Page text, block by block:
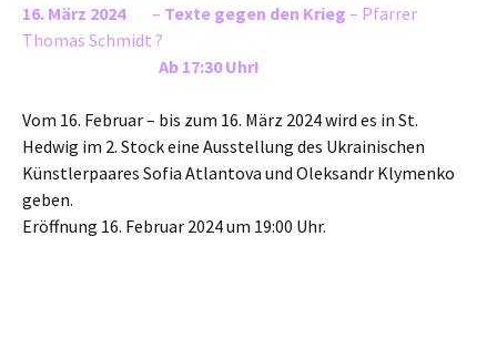
16. März 2024– Texte gegen den Krieg – Pfarrer
Thomas Schmidt ?
Ab 17:30 Uhr!
Vom 16. Februar – bis zum 16. März 2024 wird es in St.
Hedwig im 2. Stock eine Ausstellung des Ukrainischen
Künstlerpaares Sofia Atlantova und Oleksandr Klymenko
geben.
Eröffnung 16. Februar 2024 um 19:00 Uhr.